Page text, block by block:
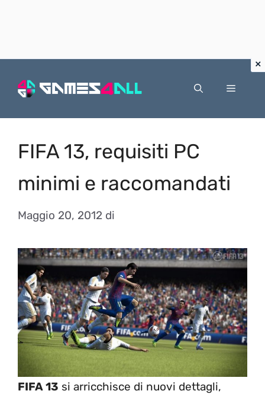
Menu
FIFA 13, requisiti PC
minimi e raccomandati
Maggio 20, 2012 di
FIFA 13 si arricchisce di nuovi dettagli,